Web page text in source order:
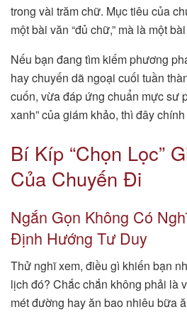
trong vài trăm chữ. Mục tiêu của
một bài văn “đủ chữ,” mà là một
Nếu bạn đang tìm kiếm phương
hay chuyến dã ngoại cuối tuần
cuốn, vừa đáp ứng chuẩn mực sư
xanh” của giám khảo, thì đây
Bí Kíp “Chọn Lọc”
Của Chuyến Đi
Ngắn Gọn Không Có
Định Hướng Tư Duy
Thử nghĩ xem, điều gì khiến bạn
lịch đó? Chắc chắn không phải là
mét đường hay ăn bao nhiêu bữa